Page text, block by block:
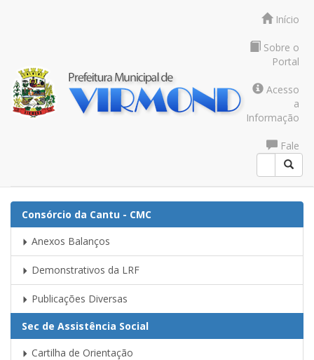
Início
Sobre o
Portal
Acesso
a
Informação
Fale
Conosco
Consórcio da Cantu - CMC
Anexos Balanços
Demonstrativos da LRF
Publicações Diversas
Sec de Assistência Social
Cartilha de Orientação